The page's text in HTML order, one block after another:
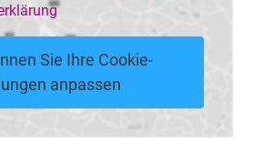
Sie Ihre Cookie-
anpassen